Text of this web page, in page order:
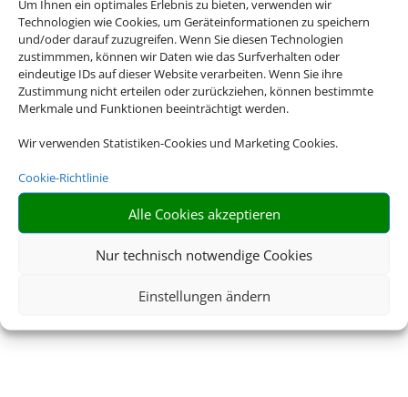
Um Ihnen ein optimales Erlebnis zu bieten, verwenden wir
Technologien wie Cookies, um Geräteinformationen zu speichern
und/oder darauf zuzugreifen. Wenn Sie diesen Technologien
zustimmmen, können wir Daten wie das Surfverhalten oder
eindeutige IDs auf dieser Website verarbeiten. Wenn Sie ihre
Zustimmung nicht erteilen oder zurückziehen, können bestimmte
Merkmale und Funktionen beeinträchtigt werden.
Wir verwenden Statistiken-Cookies und Marketing Cookies.
Cookie-Richtlinie
Alle Cookies akzeptieren
Nur technisch notwendige Cookies
Einstellungen ändern